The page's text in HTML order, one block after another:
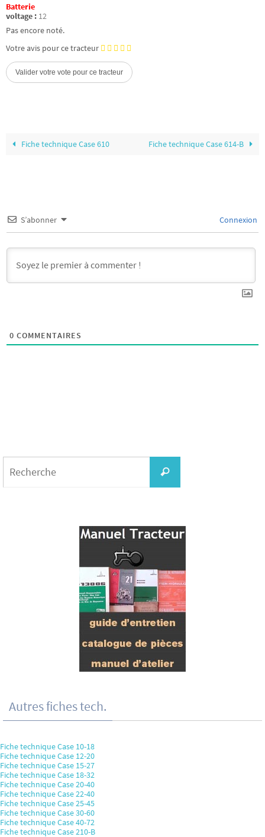
Batterie
voltage : 12
Pas encore noté.
Votre avis pour ce tracteur
Fiche technique Case 610 Fiche technique Case 614-B
S’abonner Connexion
0 COMMENTAIRES
Recherche
Autres fiches tech.
Fiche technique Case 10-18
Fiche technique Case 12-20
Fiche technique Case 15-27
Fiche technique Case 18-32
Fiche technique Case 20-40
Fiche technique Case 22-40
Fiche technique Case 25-45
Fiche technique Case 30-60
Fiche technique Case 40-72
Fiche technique Case 210-B